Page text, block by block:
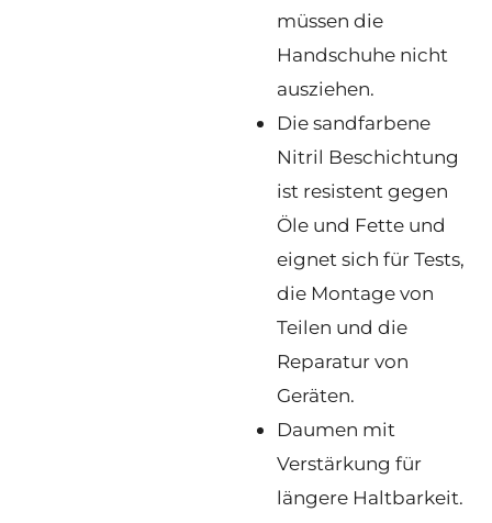
müssen die
Handschuhe nicht
ausziehen.
Die sandfarbene
Nitril Beschichtung
ist resistent gegen
Öle und Fette und
eignet sich für Tests,
die Montage von
Teilen und die
Reparatur von
Geräten.
Daumen mit
Verstärkung für
längere Haltbarkeit.